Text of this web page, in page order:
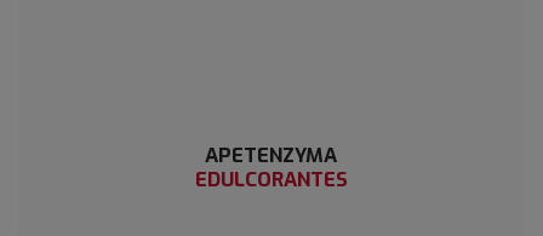
APETENZYMA
EDULCORANTES